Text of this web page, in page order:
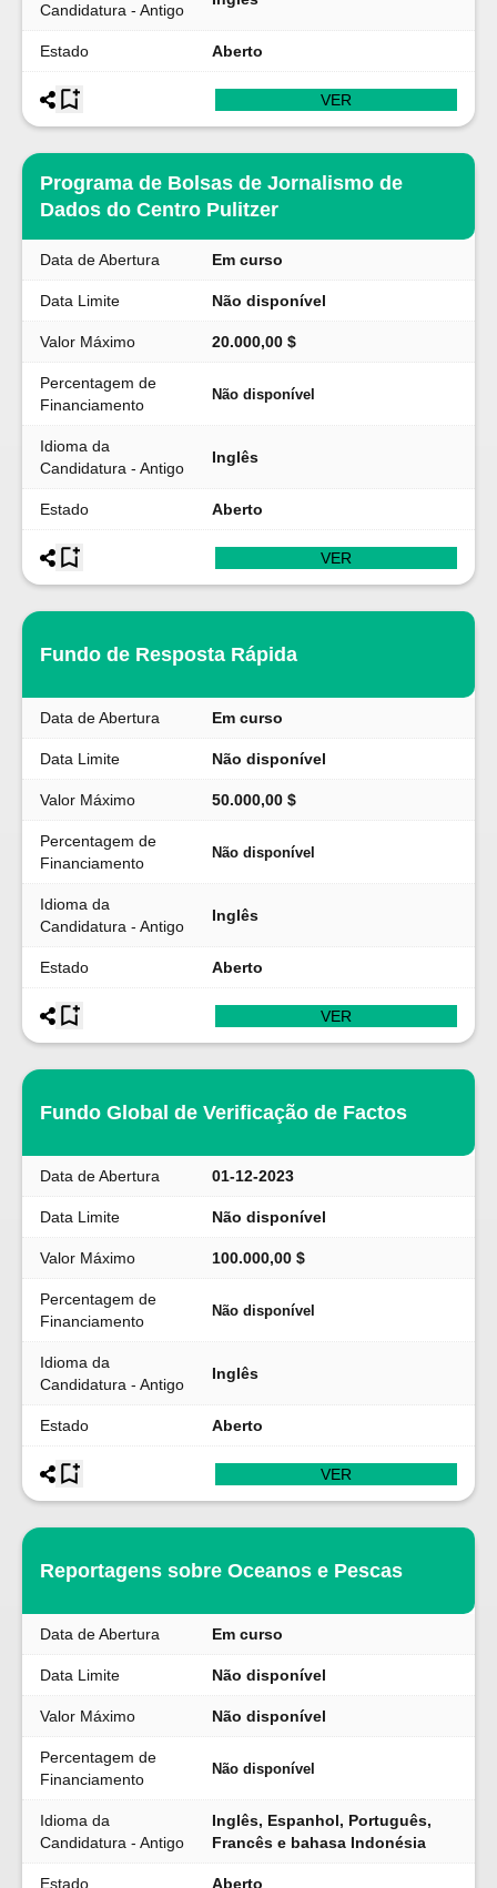
Candidatura - Antigo
Estado Aberto
VER
Programa de Bolsas de Jornalismo de
Dados do Centro Pulitzer
Data de Abertura Em curso
Data Limite Não disponível
Valor Máximo 20.000,00 $
Percentagem de
Financiamento
Não disponível
Idioma da
Candidatura - Antigo
Inglês
Estado Aberto
VER
Fundo de Resposta Rápida
Data de Abertura Em curso
Data Limite Não disponível
Valor Máximo 50.000,00 $
Percentagem de
Financiamento
Não disponível
Idioma da
Candidatura - Antigo
Inglês
Estado Aberto
VER
Fundo Global de Verificação de Factos
Data de Abertura 01-12-2023
Data Limite Não disponível
Valor Máximo 100.000,00 $
Percentagem de
Financiamento
Não disponível
Idioma da
Candidatura - Antigo
Inglês
Estado Aberto
VER
Reportagens sobre Oceanos e Pescas
Data de Abertura Em curso
Data Limite Não disponível
Valor Máximo Não disponível
Percentagem de
Financiamento
Não disponível
Idioma da
Candidatura - Antigo
Inglês, Espanhol, Português,
Francês e bahasa Indonésia
Estado Aberto